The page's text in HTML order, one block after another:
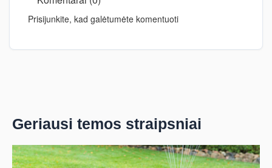
Prisijunkite, kad galėtumėte komentuoti
Geriausi temos straipsniai